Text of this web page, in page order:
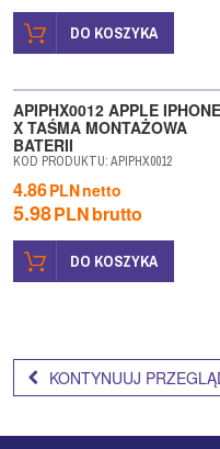
DO KOSZYKA
APIPHX0012 APPLE IPHONE
X TAŚMA MONTAŻOWA
BATERII
KOD PRODUKTU:APIPHX0012
4.86PLNnetto
5.98PLNbrutto
DO KOSZYKA
KONTYNUUJ